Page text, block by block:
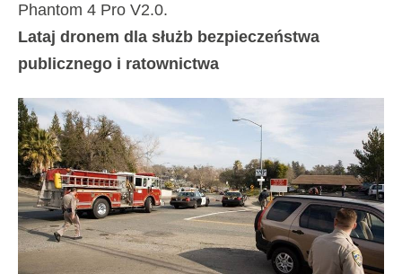
Phantom 4 Pro V2.0.
Lataj dronem dla służb bezpieczeństwa
publicznego i ratownictwa